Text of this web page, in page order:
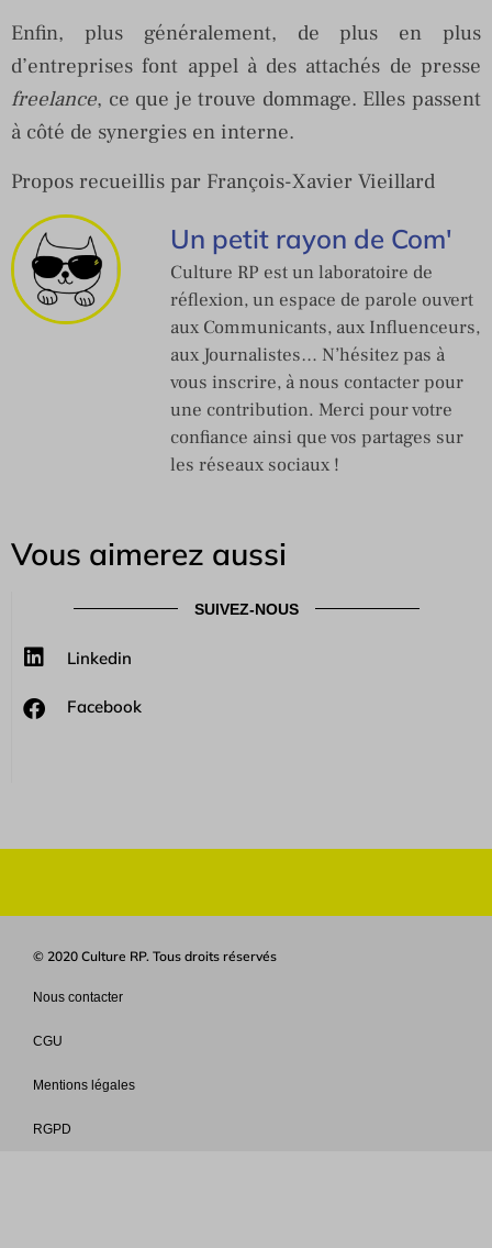
Enfin, plus généralement, de plus en plus
d’entreprises font appel à des attachés de presse
freelance, ce que je trouve dommage. Elles passent
à côté de synergies en interne.
Propos recueillis par François-Xavier Vieillard
Un petit rayon de Com'
Culture RP est un laboratoire de
réflexion, un espace de parole ouvert
aux Communicants, aux Influenceurs,
aux Journalistes… N’hésitez pas à
vous inscrire, à nous contacter pour
une contribution. Merci pour votre
confiance ainsi que vos partages sur
les réseaux sociaux !
Vous aimerez aussi
SUIVEZ-NOUS
Linkedin
Facebook
© 2020 Culture RP. Tous droits réservés
Nous contacter
CGU
Mentions légales
RGPD